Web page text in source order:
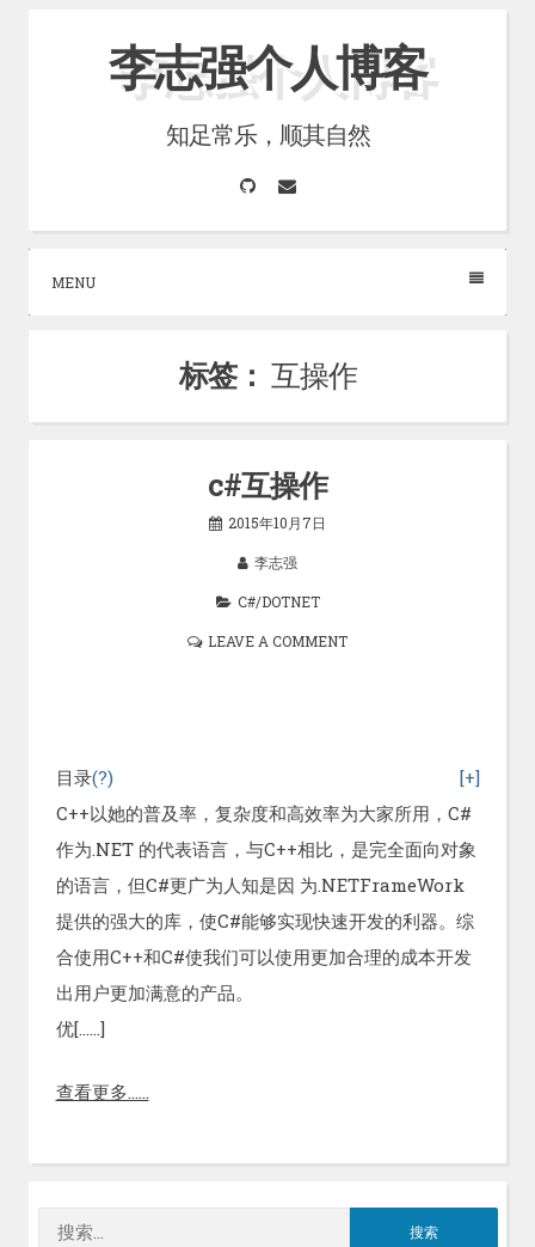
李志强个人博客
知足常乐，顺其自然
GitHubEmail
MENU
标签： 互操作
c#互操作
2015年10月7日
李志强
C#/DOTNET
LEAVE A COMMENT
目录(?)
[+]
C++以她的普及率，复杂度和高效率为大家所用，C#
作为.NET 的代表语言，与C++相比，是完全面向对象
的语言，但C#更广为人知是因 为.NETFrameWork
提供的强大的库，使C#能够实现快速开发的利器。综
合使用C++和C#使我们可以使用更加合理的成本开发
出用户更加满意的产品。
优[……]
查看更多……